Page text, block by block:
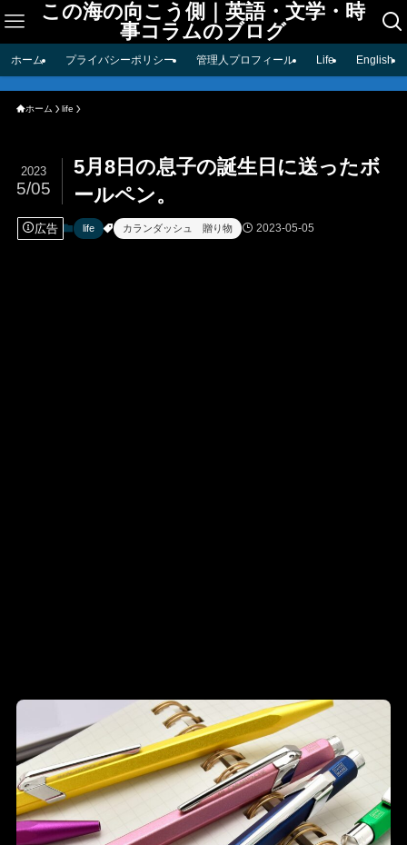
この海の向こう側｜英語・文学・時
事コラムのブログ
ホーム プライバシーポリシー 管理人プロフィール Life English
ホーム life
5月8日の息子の誕生日に送ったボ
ールペン。
2023
5/05
広告 life カランダッシュ 贈り物 2023-05-05